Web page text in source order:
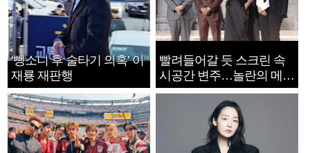
‘뺑소니 후 술타기 의혹’ 이
재룡 재판행
빨려들어갈 듯 스크린 속
시공간 변주…놀란의 메시
지는 ‘전쟁 속죄’